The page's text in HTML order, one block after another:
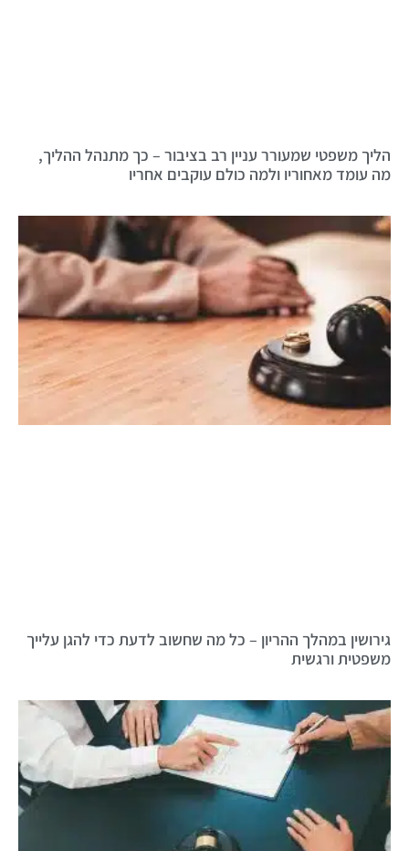
הליך משפטי שמעורר עניין רב בציבור – כך מתנהל ההליך,
מה עומד מאחוריו ולמה כולם עוקבים אחריו
גירושין במהלך ההריון – כל מה שחשוב לדעת כדי להגן עלייך
משפטית ורגשית